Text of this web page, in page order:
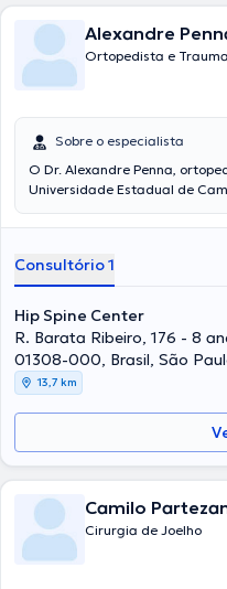
Alexandre
Ortopedista e
Sobre o especialista
O Dr. Alexandre Penna,
Universidade Estadual de
Ortopédica, visando
estabelecimentos diferentes
Paulo. Ele aceita pacientes
informações a repeito de
que deseja ser atendido.
Consultório 1
Hip Spine Center
R. Barata Ribeiro, 176 - 8
01308-000, Brasil, São
13,7 km
Camilo
Cirurgia de Joelho